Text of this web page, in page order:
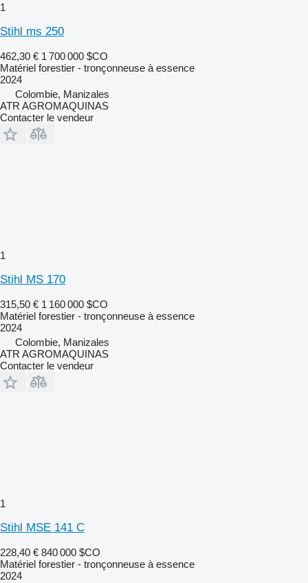
1
Stihl ms 250
462,30 € 1 700 000 $CO
Matériel forestier - tronçonneuse à essence
2024
Colombie, Manizales
ATR AGROMAQUINAS
Contacter le vendeur
1
Stihl MS 170
315,50 € 1 160 000 $CO
Matériel forestier - tronçonneuse à essence
2024
Colombie, Manizales
ATR AGROMAQUINAS
Contacter le vendeur
1
Stihl MSE 141 C
228,40 € 840 000 $CO
Matériel forestier - tronçonneuse à essence
2024